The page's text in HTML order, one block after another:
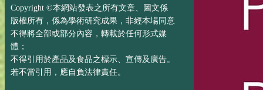
Copyright ©本網站發表之所有文章、圖文係
版權所有，係為學術研究成果，非經本場同意
不得將全部或部分內容，轉載於任何形式媒
體；
不得引用於產品及食品之標示、宣傳及廣告。
若不當引用，應自負法律責任。